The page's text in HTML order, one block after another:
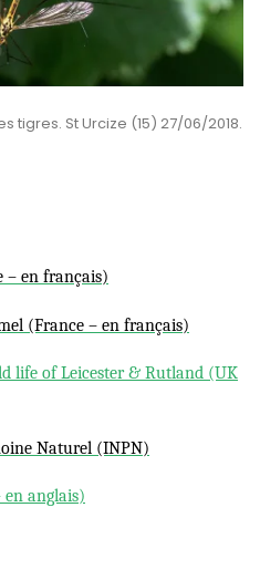
St Urcize (15) 27/06/2018.
– en français)
(France – en français)
life of Leicester & Rutland (UK
Naturel (INPN)
en anglais)